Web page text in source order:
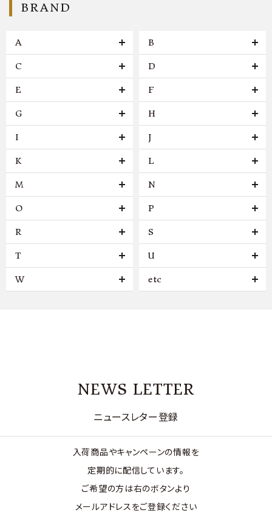
BRAND
A B
C D
E F
G H
I J
K L
M N
O P
R S
T U
W etc
NEWS LETTER
ニュースレター登録
入荷商品やキャンペーンの情報を
定期的に配信しています。
ご希望の方は右のボタンより
メールアドレスをご登録ください